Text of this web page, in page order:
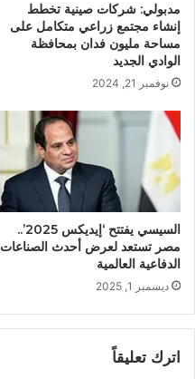
مدبولي: شركات صينية تخطط
إنشاء مجتمع زراعي متكامل على
مساحة مليون فدان بمحافظة
الوادي الجديد
نوفمبر 21, 2024
السيسي يفتتح ‘إيديكس 2025’..
مصر تستعد لعرض أحدث الصناعات
الدفاعية العالمية
ديسمبر 1, 2025
اترك تعليقاً